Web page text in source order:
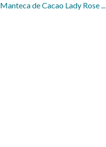
Manteca de Cacao Lady Rose ...